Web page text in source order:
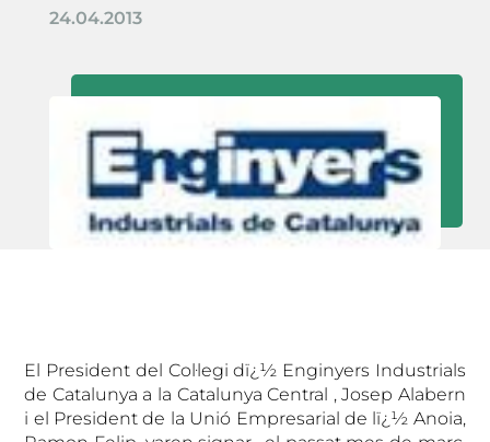
24.04.2013
El President del Col·legi dï¿½ Enginyers Industrials
de Catalunya a la Catalunya Central , Josep Alabern
i el President de la Unió Empresarial de lï¿½ Anoia,